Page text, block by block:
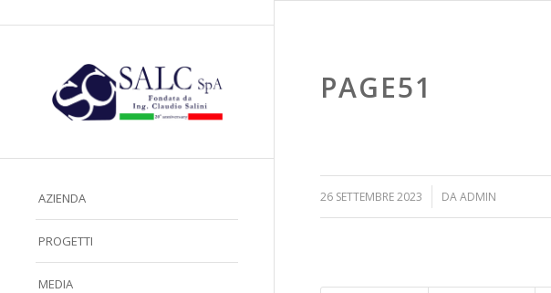
AZIENDA
PROGETTI
MEDIA
PAGE51
26 SETTEMBRE 2023
/ DAADMIN